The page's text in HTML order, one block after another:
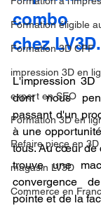
Formation éligible
Formation 3D CPF
impression 3D en
expert en SEO
Formation 3D en
Refaire piece en 3D
magasin LV3D
Commerce en
combo
chez LV3D.
L'impression
dont nous
passant d'un
à une
tous. Au cœur de
trouve une
convergence
pointe et de la